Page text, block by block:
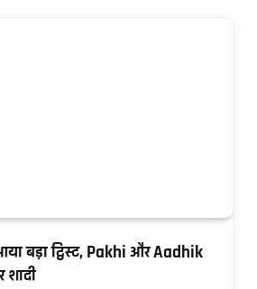
बड़ा ट्विस्ट, Pakhi और Aadhik
शादी